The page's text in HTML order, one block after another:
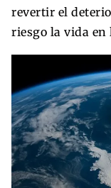
revertir el
riesgo la vida en